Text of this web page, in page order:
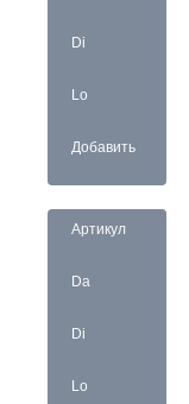
Di
Lo
Добавить
Артикул
Da
Di
Lo